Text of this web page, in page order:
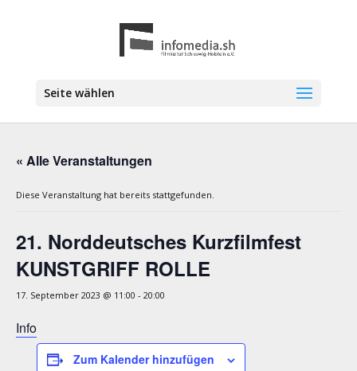
Seite wählen
« Alle Veranstaltungen
Diese Veranstaltung hat bereits stattgefunden.
21. Norddeutsches Kurzfilmfest
KUNSTGRIFF ROLLE
17. September 2023 @ 11:00 - 20:00
Info
Zum Kalender hinzufügen